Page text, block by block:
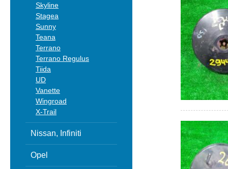
Skyline
Stagea
Sunny
Teana
Terrano
Terrano Regulus
Tiida
UD
Vanette
Wingroad
X-Trail
Nissan, Infiniti
Opel